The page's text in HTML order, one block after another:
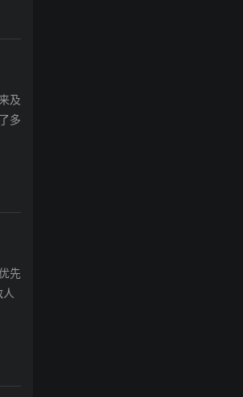
及
多
先
人